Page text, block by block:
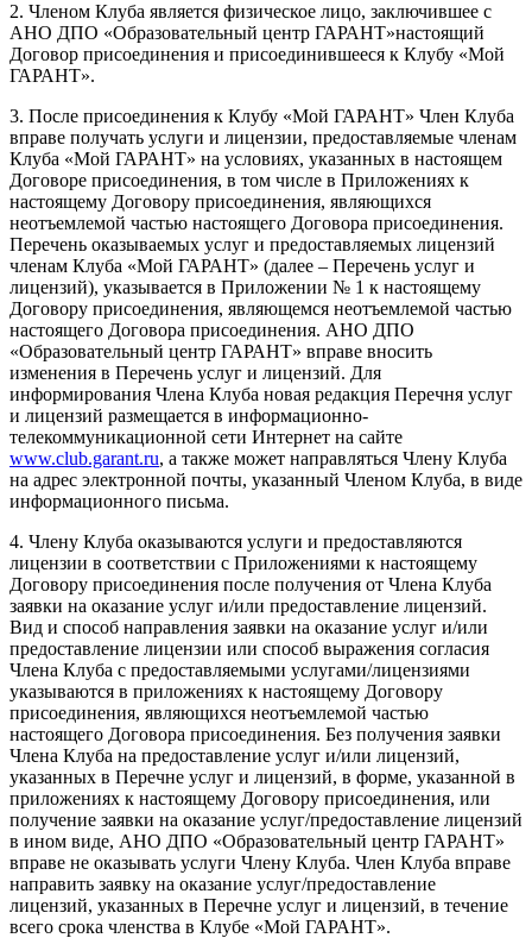
2. Членом Клуба является физическое лицо, заключившее с
АНО ДПО «Образовательный центр ГАРАНТ»настоящий
Договор присоединения и присоединившееся к Клубу «Мой
ГАРАНТ».
3. После присоединения к Клубу «Мой ГАРАНТ» Член Клуба
вправе получать услуги и лицензии, предоставляемые членам
Клуба «Мой ГАРАНТ» на условиях, указанных в настоящем
Договоре присоединения, в том числе в Приложениях к
настоящему Договору присоединения, являющихся
неотъемлемой частью настоящего Договора присоединения.
Перечень оказываемых услуг и предоставляемых лицензий
членам Клуба «Мой ГАРАНТ» (далее – Перечень услуг и
лицензий), указывается в Приложении № 1 к настоящему
Договору присоединения, являющемся неотъемлемой частью
настоящего Договора присоединения. АНО ДПО
«Образовательный центр ГАРАНТ» вправе вносить
изменения в Перечень услуг и лицензий. Для
информирования Члена Клуба новая редакция Перечня услуг
и лицензий размещается в информационно-
телекоммуникационной сети Интернет на сайте
www.club.garant.ru, а также может направляться Члену Клуба
на адрес электронной почты, указанный Членом Клуба, в виде
информационного письма.
4. Члену Клуба оказываются услуги и предоставляются
лицензии в соответствии с Приложениями к настоящему
Договору присоединения после получения от Члена Клуба
заявки на оказание услуг и/или предоставление лицензий.
Вид и способ направления заявки на оказание услуг и/или
предоставление лицензии или способ выражения согласия
Члена Клуба с предоставляемыми услугами/лицензиями
указываются в приложениях к настоящему Договору
присоединения, являющихся неотъемлемой частью
настоящего Договора присоединения. Без получения заявки
Члена Клуба на предоставление услуг и/или лицензий,
указанных в Перечне услуг и лицензий, в форме, указанной в
приложениях к настоящему Договору присоединения, или
получение заявки на оказание услуг/предоставление лицензий
в ином виде, АНО ДПО «Образовательный центр ГАРАНТ»
вправе не оказывать услуги Члену Клуба. Член Клуба вправе
направить заявку на оказание услуг/предоставление
лицензий, указанных в Перечне услуг и лицензий, в течение
всего срока членства в Клубе «Мой ГАРАНТ».